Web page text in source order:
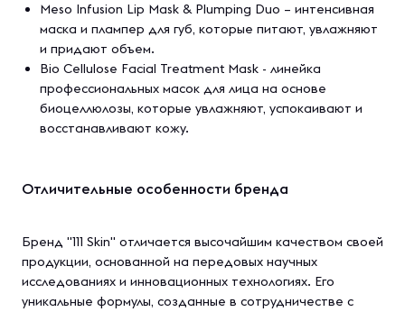
Meso Infusion Lip Mask & Plumping Duo – интенсивная
маска и плампер для губ, которые питают, увлажняют
и придают объем.
Bio Cellulose Facial Treatment Mask - линейка
профессиональных масок для лица на основе
биоцеллюлозы, которые увлажняют, успокаивают и
восстанавливают кожу.
Отличительные особенности бренда
Бренд "111 Skin" отличается высочайшим качеством своей
продукции, основанной на передовых научных
исследованиях и инновационных технологиях. Его
уникальные формулы, созданные в сотрудничестве с